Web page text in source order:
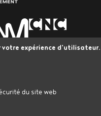
votre expérience d'utilisateur.
du site web
Européenne dans le cadre